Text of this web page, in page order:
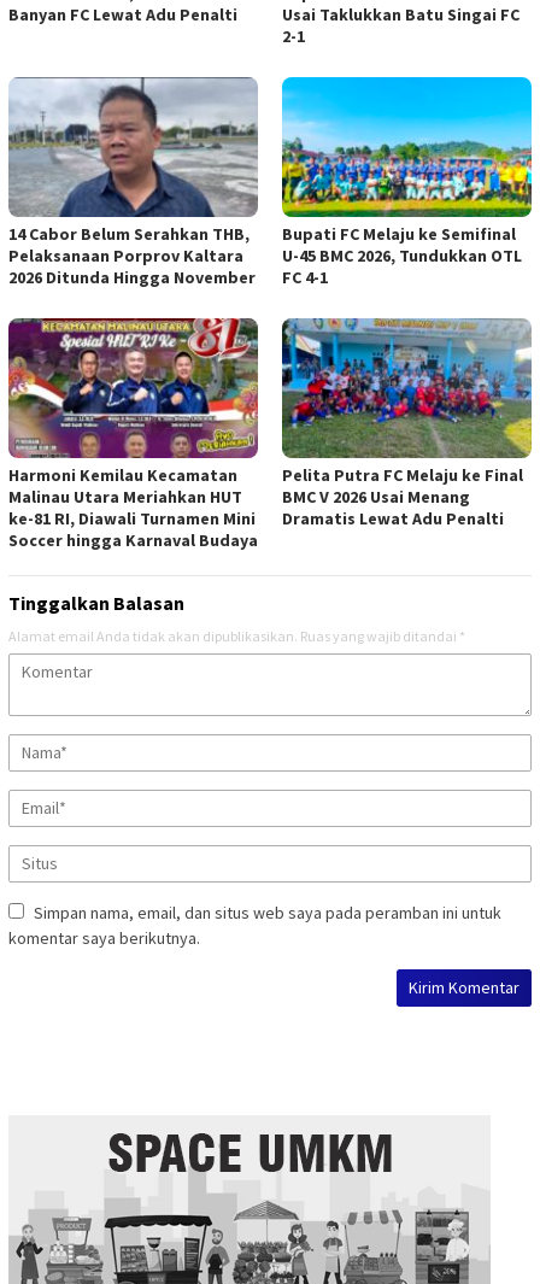
Banyan FC Lewat Adu Penalti
Usai Taklukkan Batu Singai FC
2-1
14 Cabor Belum Serahkan THB,
Pelaksanaan Porprov Kaltara
2026 Ditunda Hingga November
Bupati FC Melaju ke Semifinal
U-45 BMC 2026, Tundukkan OTL
FC 4-1
Harmoni Kemilau Kecamatan
Malinau Utara Meriahkan HUT
ke-81 RI, Diawali Turnamen Mini
Soccer hingga Karnaval Budaya
Pelita Putra FC Melaju ke Final
BMC V 2026 Usai Menang
Dramatis Lewat Adu Penalti
Tinggalkan Balasan
Alamat email Anda tidak akan dipublikasikan. Ruas yang wajib ditandai *
Simpan nama, email, dan situs web saya pada peramban ini untuk
komentar saya berikutnya.